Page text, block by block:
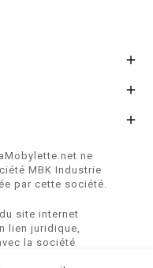



ne
MBK Industrie
par cette société.
site internet
lien juridique,
la société